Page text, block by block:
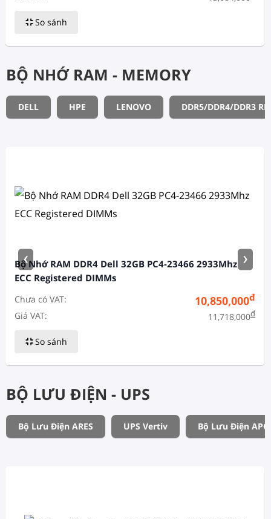
So sánh
BỘ NHỚ RAM - MEMORY
DELL HPE LENOVO DDR5/DDR4/DDR3
Bộ Nhớ RAM DDR4 Dell 32GB PC4-23466 2933Mhz
ECC Registered DIMMs
Chưa có VAT: 10,850,000đ
Giá VAT: 11,718,000đ
So sánh
‹ ›
BỘ LƯU ĐIỆN - UPS
Bộ Lưu Điện ARES UPS Vertiv Bộ Lưu Điện APC